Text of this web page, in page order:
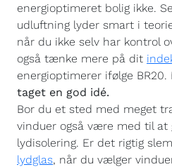
energioptimeret bolig ikke.
udluftning lyder smart i
når du ikke selv har kontrol
også tænke mere på dit
energioptimerer ifølge BR20.
taget en god idé.
Bor du et sted med meget
vinduer også være med til at
lydisolering. Er det rigtig
lydglas, når du vælger